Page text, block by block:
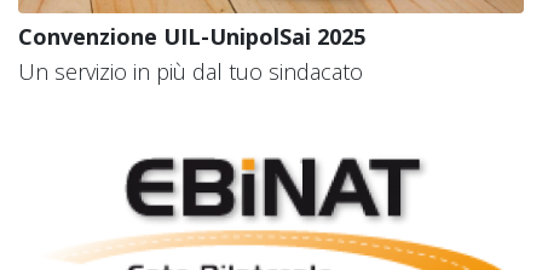
Convenzione UIL-UnipolSai 2025
Un servizio in più dal tuo sindacato